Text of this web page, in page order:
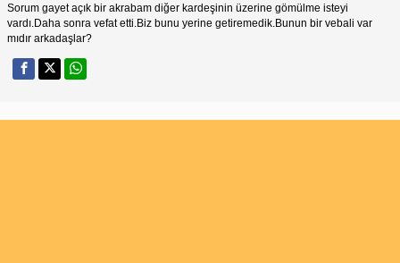
Sorum gayet açık bir akrabam diğer kardeşinin üzerine gömülme isteyi
vardı.Daha sonra vefat etti.Biz bunu yerine getiremedik.Bunun bir vebali var
mıdır arkadaşlar?